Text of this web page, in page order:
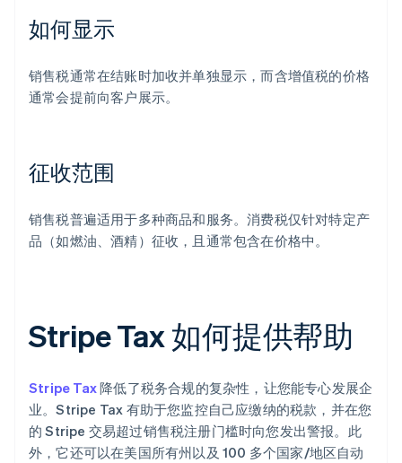
如何显示
销售税通常在结账时加收并单独显示，而含增值税的价格
通常会提前向客户展示。
征收范围
销售税普遍适用于多种商品和服务。消费税仅针对特定产
品（如燃油、酒精）征收，且通常包含在价格中。
Stripe Tax 如何提供帮助
Stripe Tax降低了税务合规的复杂性，让您能专心发展企
业。Stripe Tax 有助于您监控自己应缴纳的税款，并在您
的 Stripe 交易超过销售税注册门槛时向您发出警报。此
外，它还可以在美国所有州以及 100 多个国家/地区自动